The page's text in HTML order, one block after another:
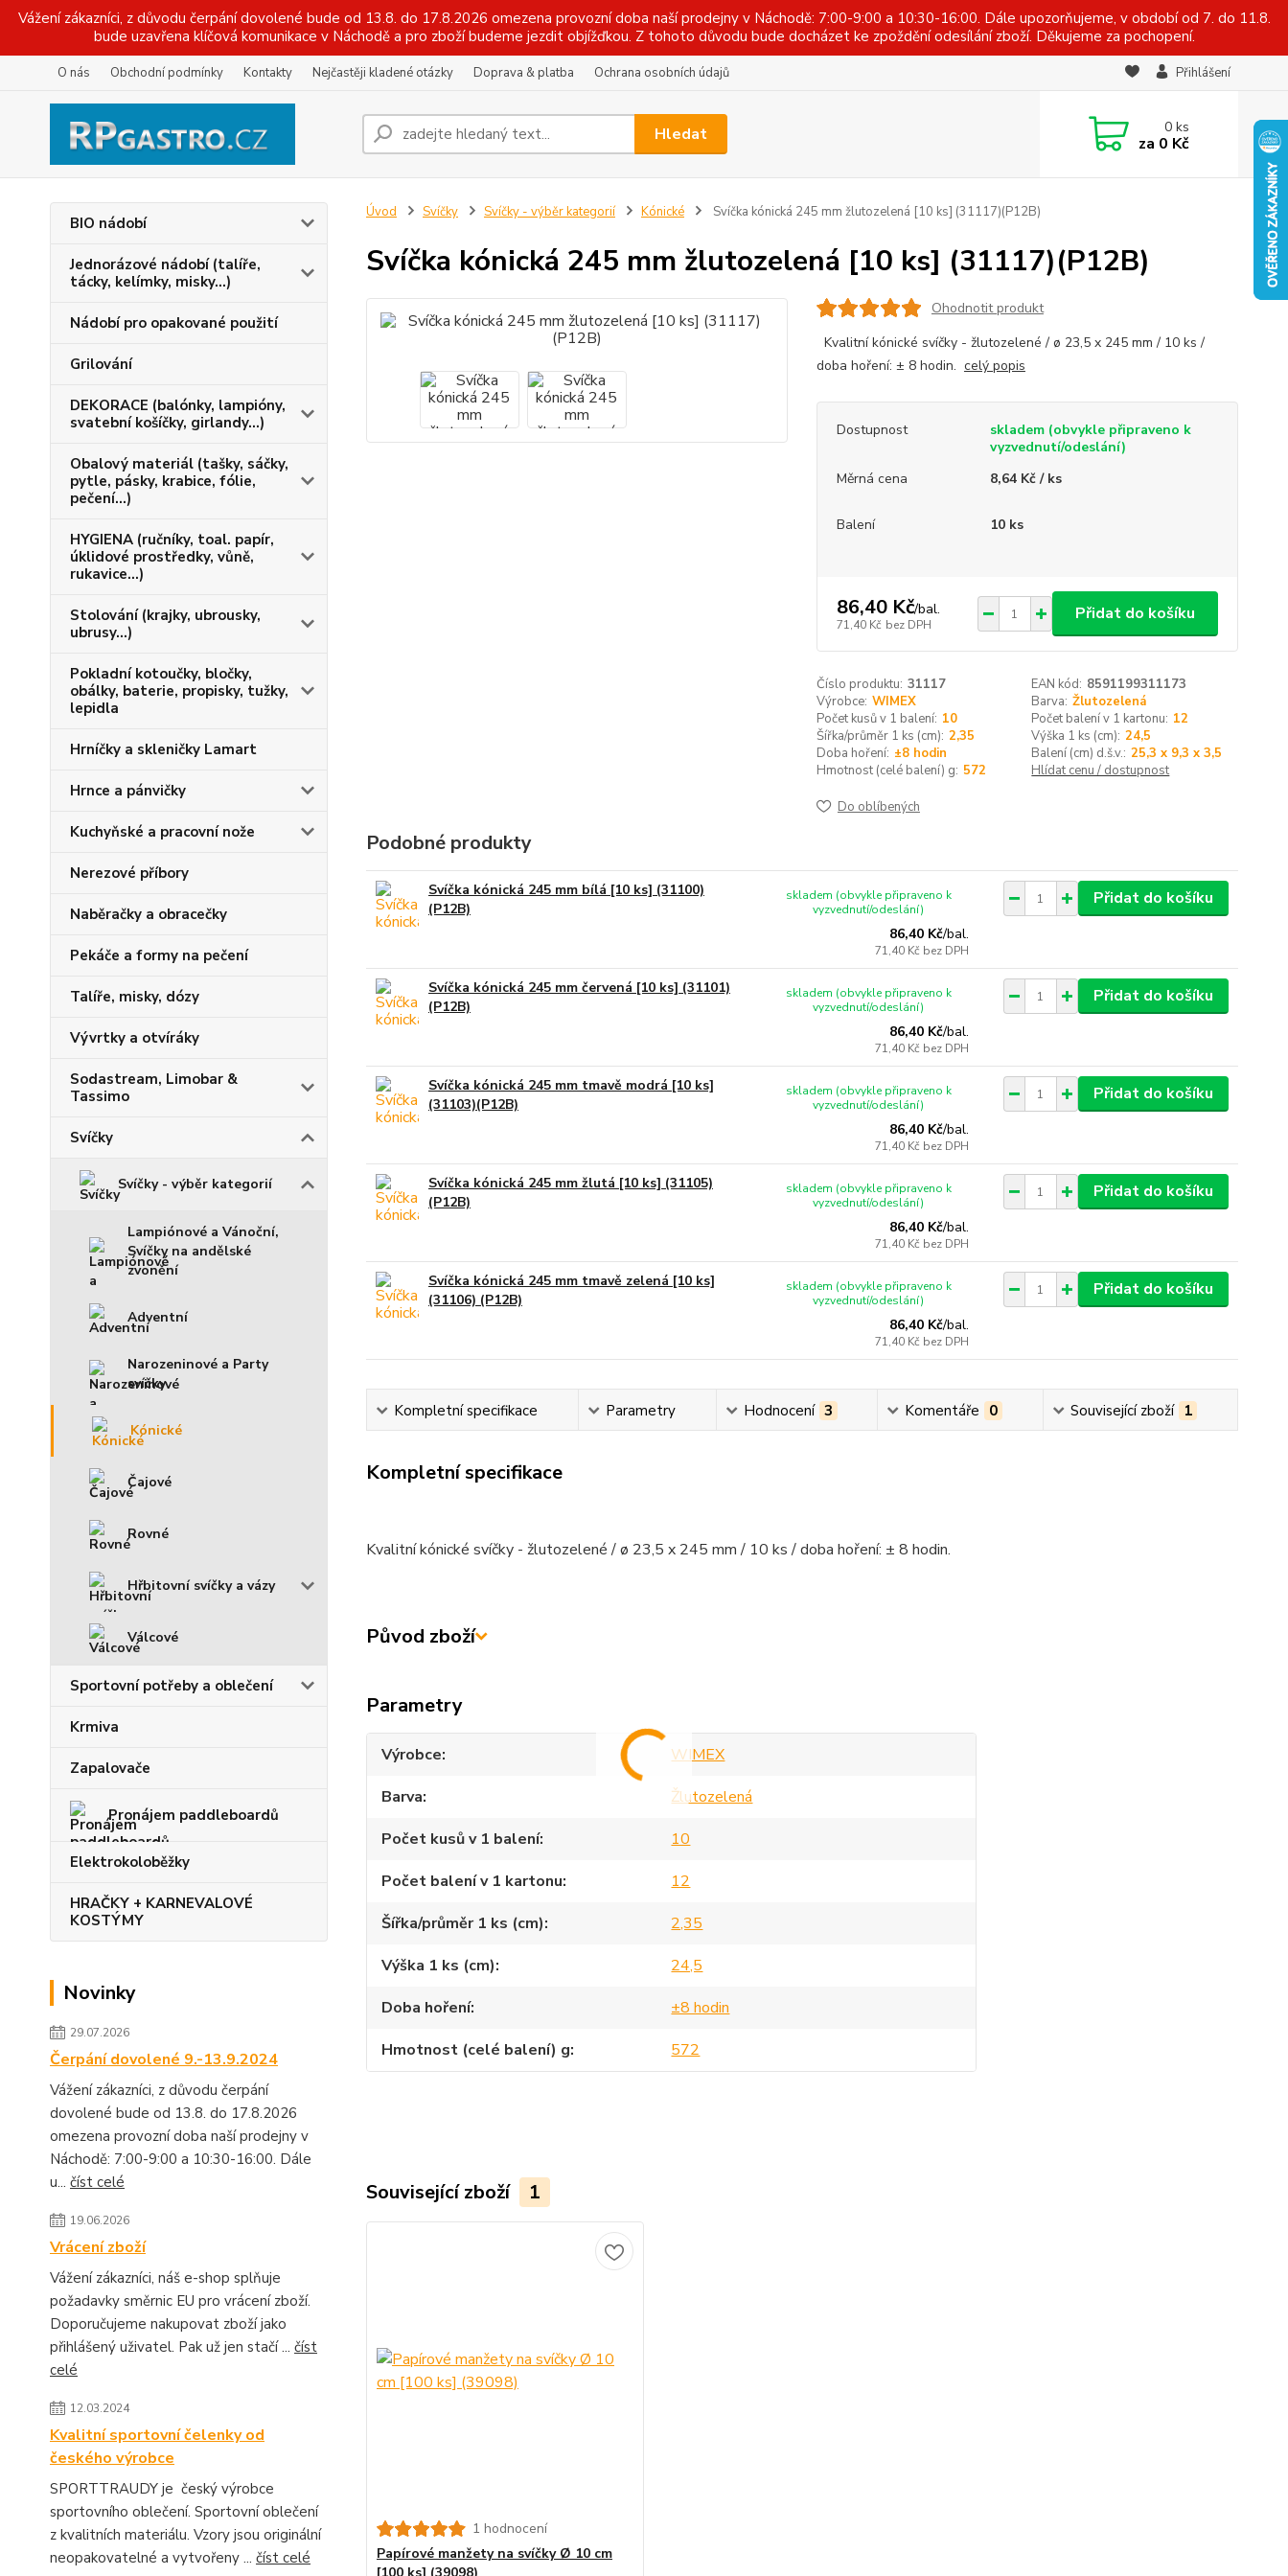
Vážení zákazníci, z důvodu čerpání dovolené bude od 13.8. do 17.8.2026 omezena provozní doba naší prodejny v Náchodě: 7:00-9:00 a 10:30-16:00. Dále upozorňujeme, v období od 7. do 11.8.
bude uzavřena klíčová komunikace v Náchodě a pro zboží budeme jezdit objížďkou. Z tohoto důvodu bude docházet ke zpoždění odesílání zboží. Děkujeme za pochopení.
O nás Obchodní podmínky Kontakty Nejčastěji kladené otázky Doprava & platba Ochrana osobních údajů Přihlášení
Hledat 0ks
za 0 Kč
BIO nádobí
Jednorázové nádobí (talíře,
tácky, kelímky, misky...)
Nádobí pro opakované použití
Grilování
DEKORACE (balónky, lampióny,
svatební košíčky, girlandy...)
Obalový materiál (tašky, sáčky,
pytle, pásky, krabice, fólie,
pečení...)
HYGIENA (ručníky, toal. papír,
úklidové prostředky, vůně,
rukavice...)
Stolování (krajky, ubrousky,
ubrusy...)
Pokladní kotoučky, bločky,
obálky, baterie, propisky, tužky,
lepidla
Hrníčky a skleničky Lamart
Hrnce a pánvičky
Kuchyňské a pracovní nože
Nerezové příbory
Naběračky a obracečky
Pekáče a formy na pečení
Talíře, misky, dózy
Vývrtky a otvíráky
Sodastream, Limobar &
Tassimo
Svíčky
Svíčky - výběr kategorií
Lampiónové a Vánoční,
Svíčky na andělské
zvonění
Adventní
Narozeninové a Party
svíčky
Kónické
Čajové
Rovné
Hřbitovní svíčky a vázy
Válcové
Sportovní potřeby a oblečení
Krmiva
Zapalovače
Pronájem paddleboardů
Elektrokoloběžky
HRAČKY + KARNEVALOVÉ
KOSTÝMY
Novinky
29.07.2026
Čerpání dovolené 9.-13.9.2024
Vážení zákazníci, z důvodu čerpání
dovolené bude od 13.8. do 17.8.2026
omezena provozní doba naší prodejny v
Náchodě: 7:00-9:00 a 10:30-16:00. Dále
u... číst celé
19.06.2026
Vrácení zboží
Vážení zákazníci, náš e-shop splňuje
požadavky směrnic EU pro vrácení zboží.
Doporučujeme nakupovat zboží jako
přihlášený uživatel. Pak už jen stačí ... číst
celé
12.03.2024
Kvalitní sportovní čelenky od
českého výrobce
SPORTTRAUDY je český výrobce
sportovního oblečení. Sportovní oblečení
z kvalitních materiálu. Vzory jsou originální
neopakovatelné a vytvořeny ... číst celé
Úvod Svíčky Svíčky - výběr kategorií Kónické Svíčka kónická 245 mm žlutozelená [10 ks] (31117)(P12B)
Svíčka kónická 245 mm žlutozelená [10 ks] (31117)(P12B)
Ohodnotit produkt
Kvalitní kónické svíčky - žlutozelené / ø 23,5 x 245 mm / 10 ks /
doba hoření: ± 8 hodin. celý popis
Dostupnost
skladem (obvykle připraveno k
vyzvednutí/odeslání)
Měrná cena
8,64 Kč / ks
Balení 10 ks
86,40 Kč/bal.
71,40 Kč bez DPH
Přidat do košíku
Číslo produktu: 31117 EAN kód: 8591199311173
Výrobce: WIMEX Barva: Žlutozelená
Počet kusů v 1 balení: 10 Počet balení v 1 kartonu: 12
Šířka/průměr 1 ks (cm): 2,35 Výška 1 ks (cm): 24,5
Doba hoření: ±8 hodin Balení (cm) d.š.v.: 25,3 x 9,3 x 3,5
Hmotnost (celé balení) g: 572 Hlídat cenu / dostupnost
Do oblíbených
Podobné produkty
Svíčka kónická 245 mm bílá [10 ks] (31100)
(P12B)
86,40 Kč/bal.
71,40 Kč bez DPH
skladem (obvykle připraveno k
vyzvednutí/odeslání)
Přidat do košíku
Svíčka kónická 245 mm červená [10 ks] (31101)
(P12B)
86,40 Kč/bal.
71,40 Kč bez DPH
skladem (obvykle připraveno k
vyzvednutí/odeslání)
Přidat do košíku
Svíčka kónická 245 mm tmavě modrá [10 ks]
(31103)(P12B)
86,40 Kč/bal.
71,40 Kč bez DPH
skladem (obvykle připraveno k
vyzvednutí/odeslání)
Přidat do košíku
Svíčka kónická 245 mm žlutá [10 ks] (31105)
(P12B)
86,40 Kč/bal.
71,40 Kč bez DPH
skladem (obvykle připraveno k
vyzvednutí/odeslání)
Přidat do košíku
Svíčka kónická 245 mm tmavě zelená [10 ks]
(31106) (P12B)
86,40 Kč/bal.
71,40 Kč bez DPH
skladem (obvykle připraveno k
vyzvednutí/odeslání)
Přidat do košíku
Kompletní specifikace Parametry Hodnocení 3 Komentáře 0 Související zboží 1
Kompletní specifikace
Kvalitní kónické svíčky - žlutozelené / ø 23,5 x 245 mm / 10 ks / doba hoření: ± 8 hodin.
Původ zboží
Parametry
Výrobce
WIMEX
Barva
Žlutozelená
Počet kusů v 1 balení
10
Počet balení v 1 kartonu
12
Šířka/průměr 1 ks (cm)
2,35
Výška 1 ks (cm)
24,5
Doba hoření
±8 hodin
Hmotnost (celé balení) g
572
Související zboží 1
1 hodnocení
Papírové manžety na svíčky Ø 10 cm